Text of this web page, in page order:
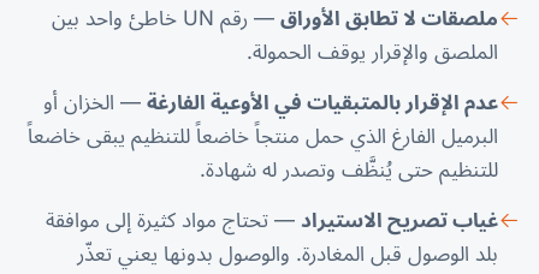
ملصقات لا تطابق الأوراق
— رقم UN خاطئ واحد بين
الملصق والإقرار يوقف الحمولة.
عدم الإقرار بالمتبقيات في الأوعية الفارغة — الخزان أو
البرميل الفارغ الذي حمل منتجاً خاضعاً للتنظيم يبقى خاضعاً
للتنظيم حتى يُنظَّف وتصدر له شهادة.
غياب تصريح الاستيراد — تحتاج مواد كثيرة إلى موافقة
بلد الوصول قبل المغادرة. والوصول بدونها يعني تعذّر